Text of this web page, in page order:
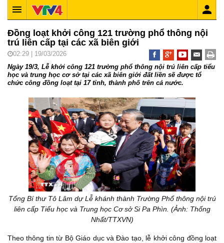
Đồng loạt khởi công 121 trường phổ thông nội
trú liên cấp tại các xã biên giới
02:29 | 19/03/2026
Ngày 19/3, Lễ khởi công 121 trường phổ thông nội trú liên cấp tiểu
học và trung học cơ sở tại các xã biên giới đất liền sẽ được tổ
chức công đồng loạt tại 17 tỉnh, thành phố trên cả nước.
Tổng Bí thư Tô Lâm dự Lễ khánh thành Trường Phổ thông nội trú
liên cấp Tiểu học và Trung học Cơ sở Si Pa Phìn. (Ảnh: Thống
Nhất/TTXVN)
Theo thông tin từ Bộ Giáo dục và Đào tạo, lễ khởi công đồng loạt